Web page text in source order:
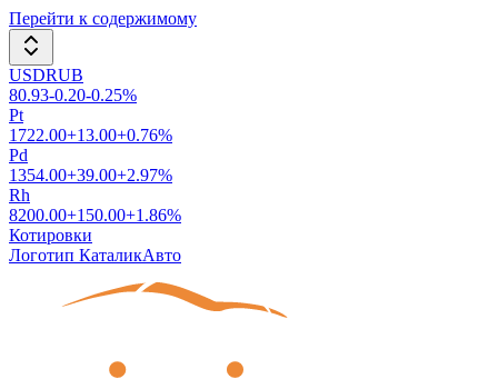
Перейти к содержимому
USDRUB
80.93-0.20-0.25%
Pt
1722.00+13.00+0.76%
Pd
1354.00+39.00+2.97%
Rh
8200.00+150.00+1.86%
Котировки
Логотип КаталикАвто